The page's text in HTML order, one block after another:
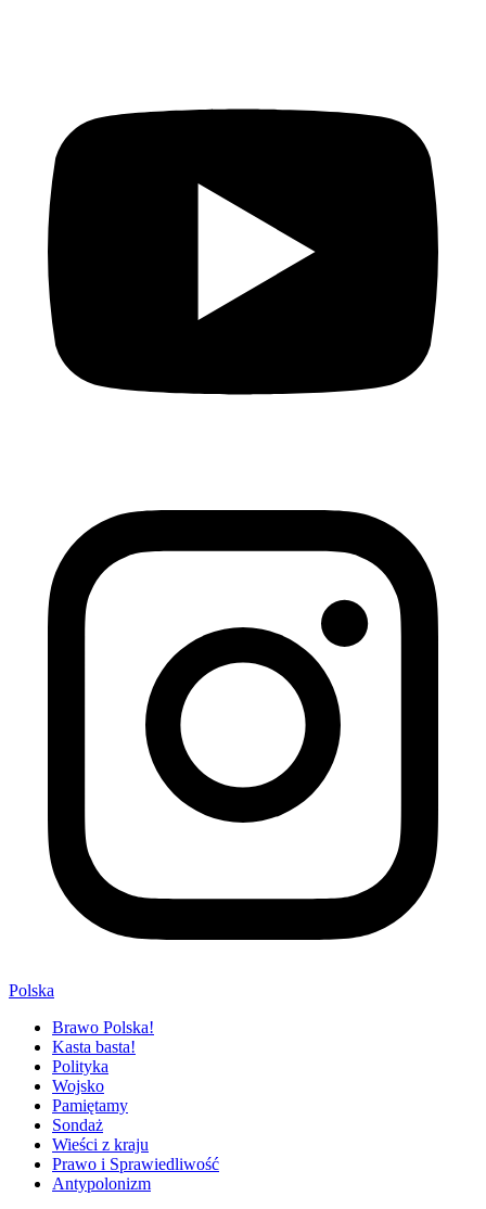
Polska
Brawo Polska!
Kasta basta!
Polityka
Wojsko
Pamiętamy
Sondaż
Wieści z kraju
Prawo i Sprawiedliwość
Antypolonizm